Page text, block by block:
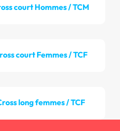
court Hommes / TCM
court Femmes / TCF
long femmes / TCF